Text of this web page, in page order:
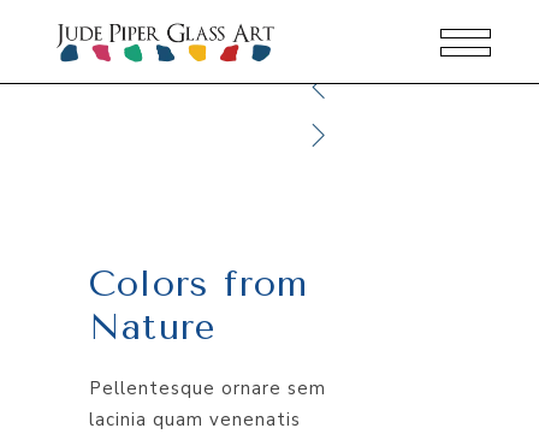
Colors from
Nature
Pellentesque ornare sem
lacinia quam venenatis